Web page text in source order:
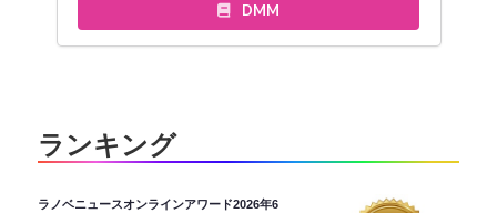
DMM
ランキング
ラノベニュースオンラインアワード2026年6